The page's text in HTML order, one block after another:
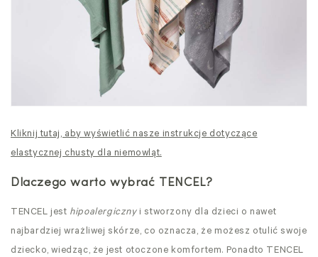
Kliknij tutaj, aby wyświetlić nasze instrukcje dotyczące
elastycznej chusty dla niemowląt.
Dlaczego warto wybrać TENCEL?
TENCEL jest hipoalergicznyi stworzony dla dzieci o nawet
najbardziej wrażliwej skórze, co oznacza, że możesz otulić swoje
dziecko, wiedząc, że jest otoczone komfortem. Ponadto TENCEL